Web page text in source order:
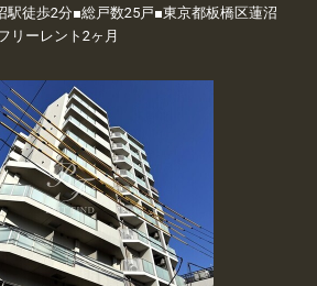
駅徒歩2分■総戸数25戸■東京都板橋区蓮沼
リーレント2ヶ月